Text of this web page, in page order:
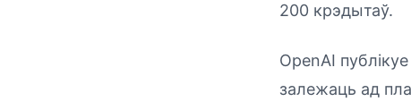
200 крэдытаў.
OpenAI
залежаць ад